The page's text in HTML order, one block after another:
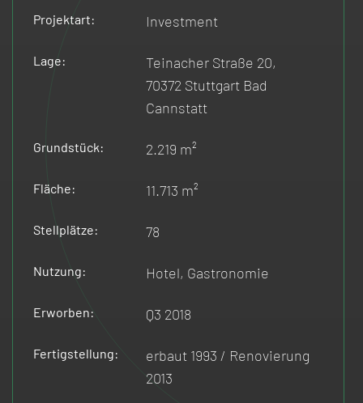
Projektart: Investment
Lage:
Teinacher Straße 20,
70372 Stuttgart Bad
Cannstatt
Grundstück: 2.219 m²
Fläche: 11.713 m²
Stellplätze: 78
Nutzung: Hotel, Gastronomie
Erworben: Q3 2018
Fertigstellung:
erbaut 1993 / Renovierung
2013